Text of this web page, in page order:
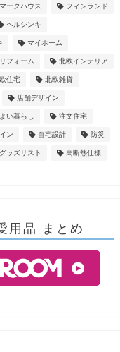
ークハウス フィンランド
ヘルシンキ
マイホーム
リフォーム 北欧インテリア
住宅 北欧雑貨
店舗デザイン
い暮らし 注文住宅
ン 自宅設計 防災
ッズリスト 高断熱仕様
用品 まとめ